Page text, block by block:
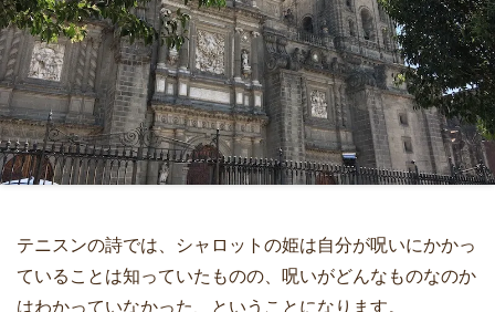
テニスンの詩では、シャロットの姫は自分が呪いにかかっ
ていることは知っていたものの、呪いがどんなものなのか
はわかっていなかった、ということになります。